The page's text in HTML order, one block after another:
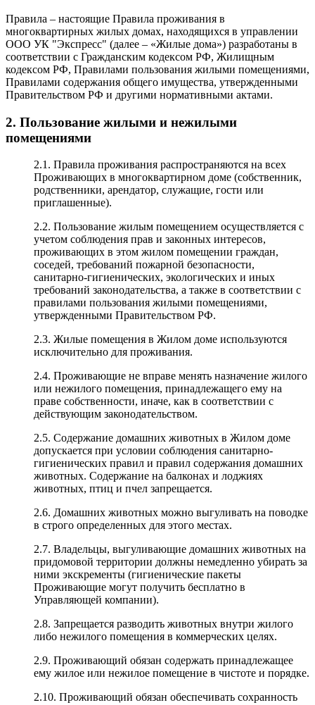
Правила – настоящие Правила проживания в
многоквартирных жилых домах, находящихся в управлении
ООО УК "Экспресс" (далее – «Жилые дома») разработаны в
соответствии с Гражданским кодексом РФ, Жилищным
кодексом РФ, Правилами пользования жилыми помещениями,
Правилами содержания общего имущества, утвержденными
Правительством РФ и другими нормативными актами.
2. Пользование жилыми и нежилыми
помещениями
2.1. Правила проживания распространяются на всех
Проживающих в многоквартирном доме (собственник,
родственники, арендатор, служащие, гости или
приглашенные).
2.2. Пользование жилым помещением осуществляется с
учетом соблюдения прав и законных интересов,
проживающих в этом жилом помещении граждан,
соседей, требований пожарной безопасности,
санитарно-гигиенических, экологических и иных
требований законодательства, а также в соответствии с
правилами пользования жилыми помещениями,
утвержденными Правительством РФ.
2.3. Жилые помещения в Жилом доме используются
исключительно для проживания.
2.4. Проживающие не вправе менять назначение жилого
или нежилого помещения, принадлежащего ему на
праве собственности, иначе, как в соответствии с
действующим законодательством.
2.5. Содержание домашних животных в Жилом доме
допускается при условии соблюдения санитарно-
гигиенических правил и правил содержания домашних
животных. Содержание на балконах и лоджиях
животных, птиц и пчел запрещается.
2.6. Домашних животных можно выгуливать на поводке
в строго определенных для этого местах.
2.7. Владельцы, выгуливающие домашних животных на
придомовой территории должны немедленно убирать за
ними экскременты (гигиенические пакеты
Проживающие могут получить бесплатно в
Управляющей компании).
2.8. Запрещается разводить животных внутри жилого
либо нежилого помещения в коммерческих целях.
2.9. Проживающий обязан содержать принадлежащее
ему жилое или нежилое помещение в чистоте и порядке.
2.10. Проживающий обязан обеспечивать сохранность